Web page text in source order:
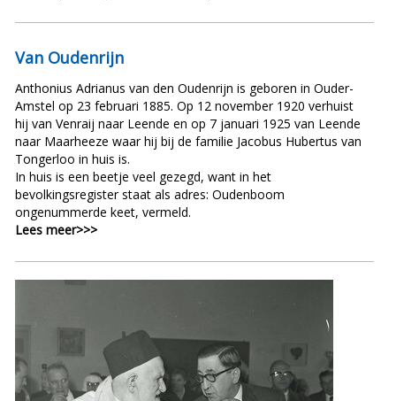
Van Oudenrijn
Anthonius Adrianus van den Oudenrijn is geboren in Ouder-
Amstel op 23 februari 1885. Op 12 november 1920 verhuist
hij van Venraij naar Leende en op 7 januari 1925 van Leende
naar Maarheeze waar hij bij de familie Jacobus Hubertus van
Tongerloo in huis is.
In huis is een beetje veel gezegd, want in het
bevolkingsregister staat als adres: Oudenboom
ongenummerde keet, vermeld.
Lees meer>>>